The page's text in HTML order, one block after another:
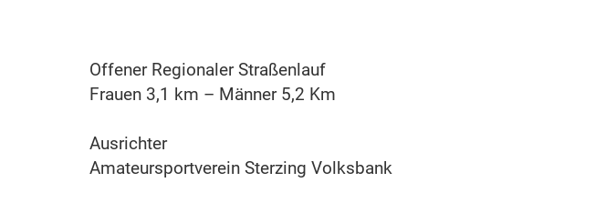
Offener Regionaler Straßenlauf
Frauen 3,1 km – Männer 5,2 Km
Ausrichter
Amateursportverein Sterzing Volksbank